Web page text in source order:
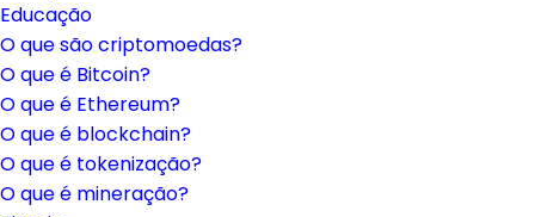
Educação
O que são criptomoedas?
O que é Bitcoin?
O que é Ethereum?
O que é blockchain?
O que é tokenização?
O que é mineração?